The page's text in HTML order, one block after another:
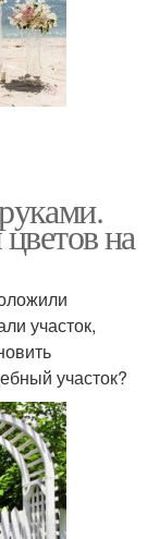
на
участок,
участок?